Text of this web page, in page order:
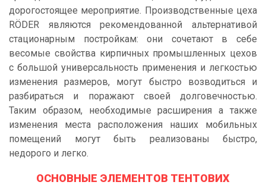
дорогостоящее мероприятие. Производственные цеха
RÖDER являются рекомендованной альтернативой
стационарным постройкам: они сочетают в себе
весомые свойства кирпичных промышленных цехов
с большой универсальность применения и легкостью
изменения размеров, могут быстро возводиться и
разбираться и поражают своей долговечностью.
Таким образом, необходимые расширения а также
изменения места расположения наших мобильных
помещений могут быть реализованы быстро,
недорого и легко.
ОСНОВНЫЕ ЭЛЕМЕНТОВ ТЕНТОВИХ